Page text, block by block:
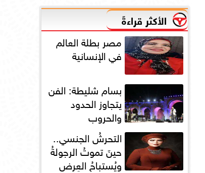
الأكثر قراءةً
مصر بطلة العالم
في الإنسانية
بسام شليطة: الفن
يتجاوز الحدود
والحروب
التحرشُ الجنسي..
حينَ تموتُ الرجولةُ
ويُستباحُ العِرض